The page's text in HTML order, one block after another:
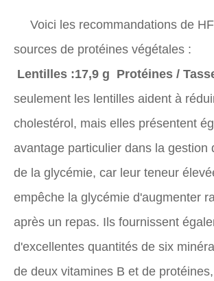
Voici les recommandations de
sources de protéines végétales :
Lentilles :17,9 g Protéines /
seulement les lentilles aident à
cholestérol, mais elles présentent
avantage particulier dans la gestion
de la glycémie, car leur teneur
empêche la glycémie d'augmenter
après un repas. Ils fournissent
d'excellentes quantités de six
de deux vitamines B et de